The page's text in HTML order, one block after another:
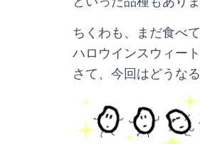
ちくわも、まだ食べ
ハロウインスウィー
さて、今回はどうな